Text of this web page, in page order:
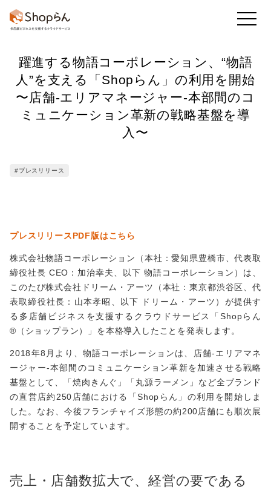
お知らせ 店舗のToDo 回答・アンケート
かんたん集計 既読率・実施率 業務アプリ
躍進する物語コーポレーション、“物語
人”を支える「Shopらん」の利用を開始
〜店舗-エリアマネージャー-本部間のコ
ミュニケーション革新の戦略基盤を導
入〜
#プレスリリース
プレスリリースPDF版はこちら
株式会社物語コーポレーション（本社：愛知県豊橋市、代表取
締役社長 CEO：加治幸夫、以下 物語コーポレーション）は、
このたび株式会社ドリーム・アーツ（本社：東京都渋谷区、代
表取締役社長：山本孝昭、以下 ドリーム・アーツ）が提供す
る多店舗ビジネスを支援するクラウドサービス「Shopらん
®（ショップラン）」を本格導入したことを発表します。
2018年8月より、物語コーポレーションは、店舗-エリアマネ
ージャー-本部間のコミュニケーション革新を加速させる戦略
基盤として、「焼肉きんぐ」「丸源ラーメン」など全ブランド
の直営店約250店舗における「Shopらん」の利用を開始しま
した。なお、今後フランチャイズ形態の約200店舗にも順次展
開することを予定しています。
売上・店舗数拡大で、経営の要である